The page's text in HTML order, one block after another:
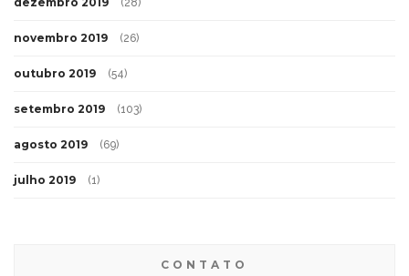
(28)
novembro 2019 (26)
outubro 2019 (54)
setembro 2019 (103)
agosto 2019 (69)
julho 2019 (1)
CONTATO